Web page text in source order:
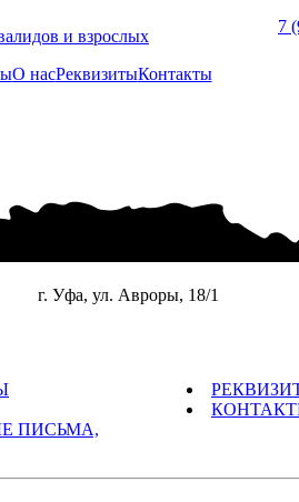
и взрослых
7
О насРеквизитыКонтакты
г. Уфа, ул. Авроры, 18/1
ПИСЬМА,